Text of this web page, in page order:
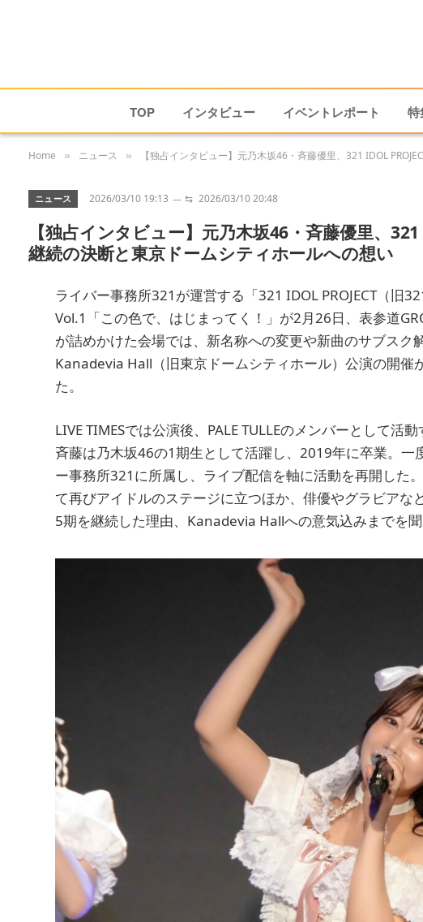
TOP インタビュー イベントレポート 特
Home » ニュース » 【独占インタビュー】元乃木坂46・斉藤優里、321 IDOL
ニュース 2026/03/10 19:13 ⇆ 2026/03/10 20:48
【独占インタビュー】元乃木坂46・斉藤優里、
継続の決断と東京ドームシティホールへの想い
ライバー事務所321が運営する「321 IDOL PROJECT（旧
Vol.1「この色で、はじまってく！」が2月26日、表参道
が詰めかけた会場では、新名称への変更や新曲のサブスク
Kanadevia Hall（旧東京ドームシティホール）公演の開催
た。
LIVE TIMESでは公演後、PALE TULLEのメンバーとして活
斉藤は乃木坂46の1期生として活躍し、2019年に卒業。
ー事務所321に所属し、ライブ配信を軸に活動を再開した
て再びアイドルのステージに立つほか、俳優やグラビアな
5期を継続した理由、Kanadevia Hallへの意気込みまでを聞